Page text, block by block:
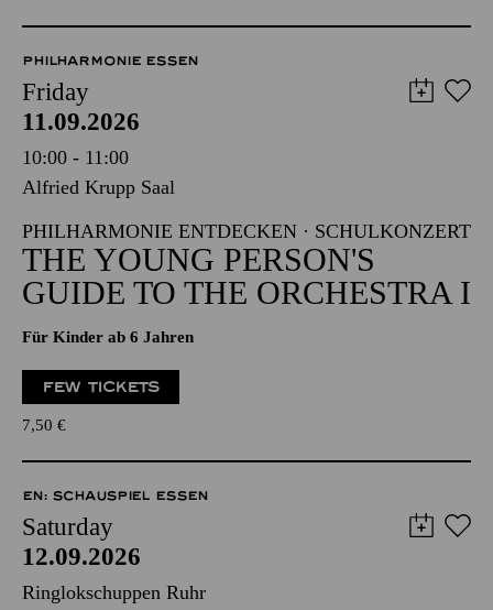
PHILHARMONIE ESSEN
Friday
11.09.2026
10:00 - 11:00
Alfried Krupp Saal
PHILHARMONIE ENTDECKEN · SCHULKONZERT
THE YOUNG PERSON'S
GUIDE TO THE ORCHESTRA I
Für Kinder ab 6 Jahren
FEW TICKETS
7,50 €
EN: SCHAUSPIEL ESSEN
Saturday
12.09.2026
Ringlokschuppen Ruhr